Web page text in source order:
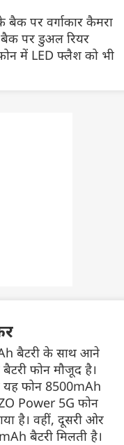
पर वर्गाकार कैमरा
बैक पर डुअल रियर
में LED फ्लैश को भी
बैटरी के साथ आने
बैटरी फोन मौजूद है।
यह फोन 8500mAh
Power 5G फोन
है। वहीं, दूसरी ओर
बैटरी मिलती है।